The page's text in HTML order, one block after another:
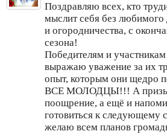
Поздравляю всех, кто
мыслит себя без любимого
и огородничества, с
сезона!
Победителям и
выражаю уважение за их
опыт, которым они щедро
ВСЕ МОЛОДЦЫ!!! А призы -
поощрение, а ещё и
готовиться к следующему
желаю всем планов